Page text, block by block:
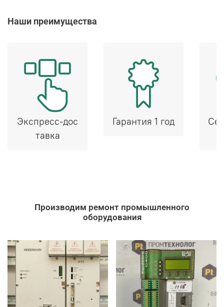
Наши преимущества
Экспресс-дос
тавка
Гарантия 1 год
Производим ремонт промышленного
оборудования